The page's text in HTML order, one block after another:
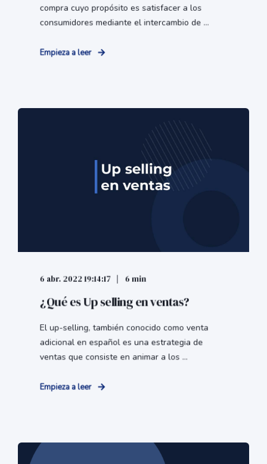
compra cuyo propósito es satisfacer a los
consumidores mediante el intercambio de ...
Empieza a leer
6 abr. 2022 19:14:17 6 min
¿Qué es Up selling en ventas?
El up-selling, también conocido como venta
adicional en español es una estrategia de
ventas que consiste en animar a los ...
Empieza a leer